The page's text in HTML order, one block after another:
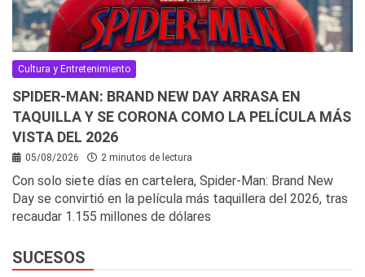
Cultura y Entretenimiento
SPIDER-MAN: BRAND NEW DAY ARRASA EN
TAQUILLA Y SE CORONA COMO LA PELÍCULA MÁS
VISTA DEL 2026
05/08/2026 2 minutos de lectura
Con solo siete días en cartelera, Spider-Man: Brand New
Day se convirtió en la película más taquillera del 2026, tras
recaudar 1.155 millones de dólares
SUCESOS